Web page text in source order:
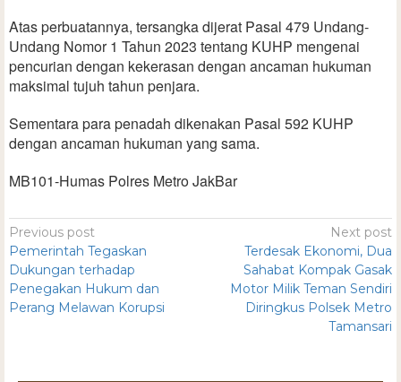
Atas perbuatannya, tersangka dijerat Pasal 479 Undang-
Undang Nomor 1 Tahun 2023 tentang KUHP mengenai
pencurian dengan kekerasan dengan ancaman hukuman
maksimal tujuh tahun penjara.
Sementara para penadah dikenakan Pasal 592 KUHP
dengan ancaman hukuman yang sama.
MB101-Humas Polres Metro JakBar
Previous post
Pemerintah Tegaskan
Dukungan terhadap
Penegakan Hukum dan
Perang Melawan Korupsi
Next post
Terdesak Ekonomi, Dua
Sahabat Kompak Gasak
Motor Milik Teman Sendiri
Diringkus Polsek Metro
Tamansari